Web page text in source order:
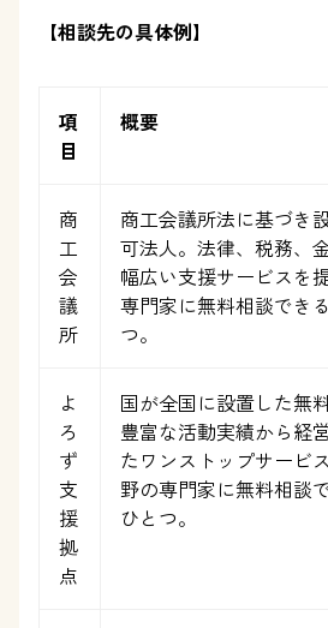
【相談先の具体例】
項
目
概要
商
工
会
議
所
商工会議所法に基づき
可法人。法律、税務、
幅広い支援サービスを
専門家に無料相談でき
つ。
よ
ろ
ず
支
援
拠
点
国が全国に設置した無
豊富な活動実績から経
たワンストップサービ
野の専門家に無料相談
ひとつ。